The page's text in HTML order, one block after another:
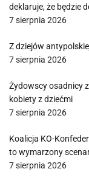
deklaruje, że będzie
7 sierpnia 2026
Z dziejów
7 sierpnia 2026
Żydowscy osadnicy
kobiety z dziećmi
7 sierpnia 2026
Koalicja KO-
to wymarzony
7 sierpnia 2026